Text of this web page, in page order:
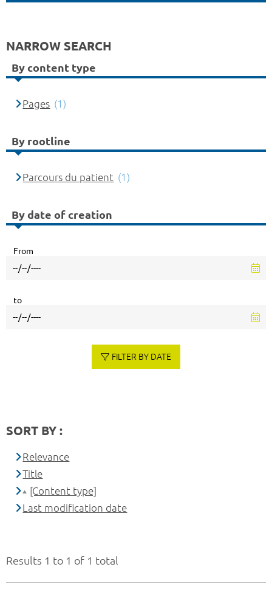
Results 1 to 1 of 1 total
NARROW SEARCH
By content type
Pages (1)
By rootline
Parcours du patient (1)
By date of creation
From
to
FILTER BY DATE
SORT BY :
Relevance
Title
[Content type]
Last modification date